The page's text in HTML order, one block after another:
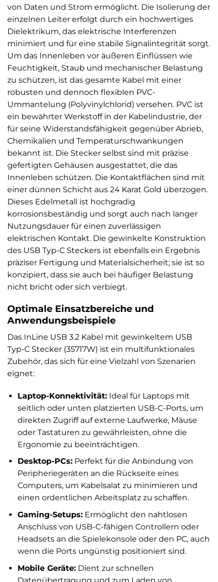
von Daten und Strom ermöglicht. Die Isolierung der
einzelnen Leiter erfolgt durch ein hochwertiges
Dielektrikum, das elektrische Interferenzen
minimiert und für eine stabile Signalintegrität sorgt.
Um das Innenleben vor äußeren Einflüssen wie
Feuchtigkeit, Staub und mechanischer Belastung
zu schützen, ist das gesamte Kabel mit einer
robusten und dennoch flexiblen PVC-
Ummantelung (Polyvinylchlorid) versehen. PVC ist
ein bewährter Werkstoff in der Kabelindustrie, der
für seine Widerstandsfähigkeit gegenüber Abrieb,
Chemikalien und Temperaturschwankungen
bekannt ist. Die Stecker selbst sind mit präzise
gefertigten Gehäusen ausgestattet, die das
Innenleben schützen. Die Kontaktflächen sind mit
einer dünnen Schicht aus 24 Karat Gold überzogen.
Dieses Edelmetall ist hochgradig
korrosionsbeständig und sorgt auch nach langer
Nutzungsdauer für einen zuverlässigen
elektrischen Kontakt. Die gewinkelte Konstruktion
des USB Typ-C Steckers ist ebenfalls ein Ergebnis
präziser Fertigung und Materialsicherheit; sie ist so
konzipiert, dass sie auch bei häufiger Belastung
nicht bricht oder sich verbiegt.
Optimale Einsatzbereiche und
Anwendungsbeispiele
Das InLine USB 3.2 Kabel mit gewinkeltem USB
Typ-C Stecker (35717W) ist ein multifunktionales
Zubehör, das sich für eine Vielzahl von Szenarien
eignet:
Laptop-Konnektivität:Ideal für Laptops mit
seitlich oder unten platzierten USB-C-Ports, um
direkten Zugriff auf externe Laufwerke, Mäuse
oder Tastaturen zu gewährleisten, ohne die
Ergonomie zu beeinträchtigen.
Desktop-PCs:Perfekt für die Anbindung von
Peripheriegeräten an die Rückseite eines
Computers, um Kabelsalat zu minimieren und
einen ordentlichen Arbeitsplatz zu schaffen.
Gaming-Setups:Ermöglicht den nahtlosen
Anschluss von USB-C-fähigen Controllern oder
Headsets an die Spielekonsole oder den PC, auch
wenn die Ports ungünstig positioniert sind.
Mobile Geräte:Dient zur schnellen
Datenübertragung und zum Laden von